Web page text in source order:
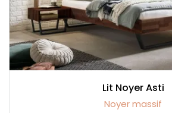
Lit Noyer Asti
Noyer massif